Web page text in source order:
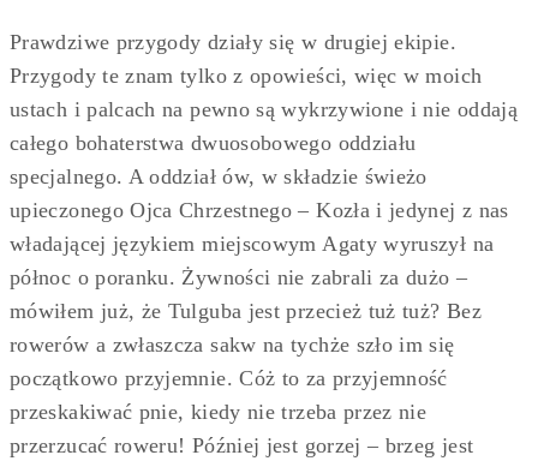
Prawdziwe przygody działy się w drugiej ekipie.
Przygody te znam tylko z opowieści, więc w moich
ustach i palcach na pewno są wykrzywione i nie oddają
całego bohaterstwa dwuosobowego oddziału
specjalnego. A oddział ów, w składzie świeżo
upieczonego Ojca Chrzestnego – Kozła i jedynej z nas
władającej językiem miejscowym Agaty wyruszył na
północ o poranku. Żywności nie zabrali za dużo –
mówiłem już, że Tulguba jest przecież tuż tuż? Bez
rowerów a zwłaszcza sakw na tychże szło im się
początkowo przyjemnie. Cóż to za przyjemność
przeskakiwać pnie, kiedy nie trzeba przez nie
przerzucać roweru! Później jest gorzej – brzeg jest